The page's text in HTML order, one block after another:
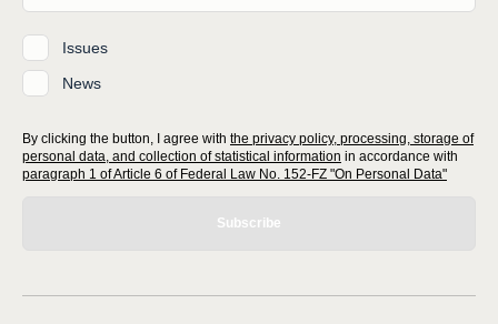
Issues
News
By clicking the button, I agree with the privacy policy, processing, storage of
personal data, and collection of statistical information in accordance with
paragraph 1 of Article 6 of Federal Law No. 152-FZ "On Personal Data"
Subscribe